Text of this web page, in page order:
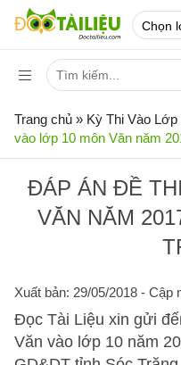
Trang chủ » Kỳ Thi Vào Lớp
vào lớp 10 môn Văn năm
ĐÁP ÁN ĐỀ
VĂN NĂM
Xuất bản: 29/05/2018 - Cập
Đọc Tài Liệu xin gửi
Văn vào lớp 10 năm